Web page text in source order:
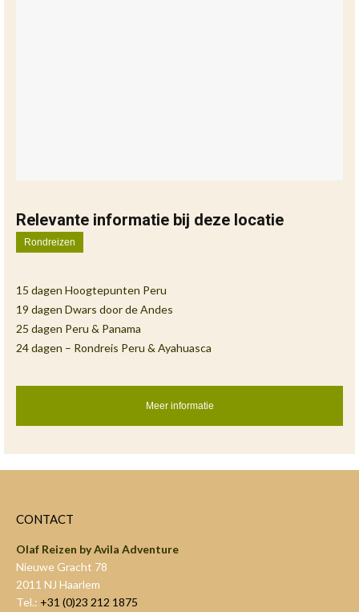
Relevante informatie bij deze locatie
Rondreizen
15 dagen Hoogtepunten Peru
19 dagen Dwars door de Andes
25 dagen Peru & Panama
24 dagen – Rondreis Peru & Ayahuasca
Meer informatie
CONTACT
Olaf Reizen by Avila Adventure
Nieuwe Gracht 78
2011 NJ Haarlem
Tel.: +31 (0)23 212 1875